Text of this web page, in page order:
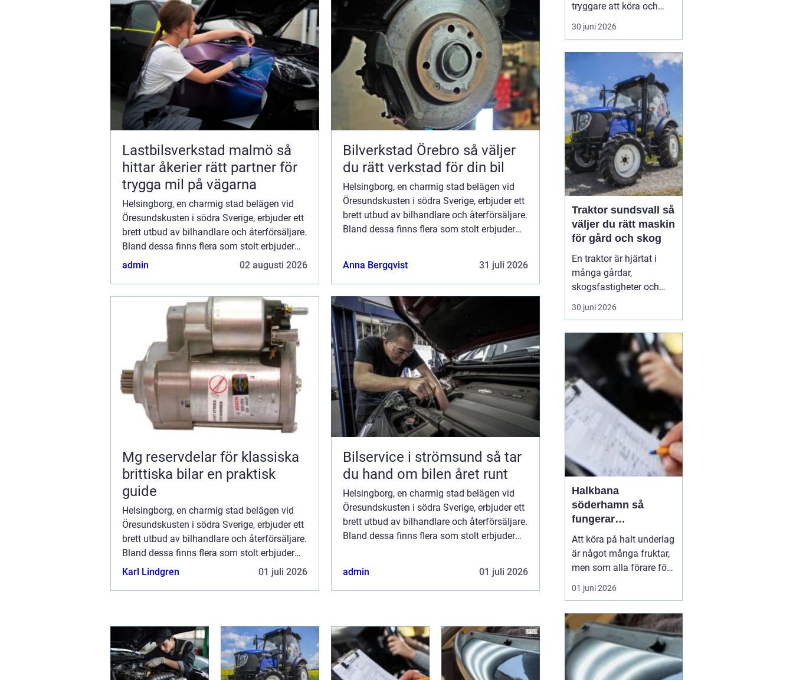
Lastbilsverkstad malmö så
hittar åkerier rätt partner för
trygga mil på vägarna
Helsingborg, en charmig stad belägen vid
Öresundskusten i södra Sverige, erbjuder ett
brett utbud av bilhandlare och återförsäljare.
Bland dessa finns flera som stolt erbjuder
bilar från Opel, en känd biltillverkare. I denna
admin 02 augusti 2026
Bilverkstad Örebro så väljer
du rätt verkstad för din bil
Helsingborg, en charmig stad belägen vid
Öresundskusten i södra Sverige, erbjuder ett
brett utbud av bilhandlare och återförsäljare.
Bland dessa finns flera som stolt erbjuder
Anna Bergqvist 31 juli 2026
Mg reservdelar för klassiska
brittiska bilar en praktisk
guide
Helsingborg, en charmig stad belägen vid
Öresundskusten i södra Sverige, erbjuder ett
brett utbud av bilhandlare och återförsäljare.
Bland dessa finns flera som stolt erbjuder
bilar från Opel, en känd biltillverkare. I denna
Karl Lindgren 01 juli 2026
Bilservice i strömsund så tar
du hand om bilen året runt
Helsingborg, en charmig stad belägen vid
Öresundskusten i södra Sverige, erbjuder ett
brett utbud av bilhandlare och återförsäljare.
Bland dessa finns flera som stolt erbjuder
admin 01 juli 2026
tryggare att köra och
kostar ofta mindre i
längden. För den som
handlar mycket om att
välja en bilverkstad som
verkligen tar ansvar
både för bilen och för
vardagen runt omkring.
...
30 juni 2026
Traktor sundsvall så
väljer du rätt maskin
för gård och skog
En traktor är hjärtat i
många gårdar,
skogsfastigheter och
entreprenadföretag runt
Sundsvall. Rätt maskin
och ryggar, oavsett om
arbetet handlar om
snöröjning på vintern,
foderskötsel i
ladugården eller tunga
lyft på gårdsplan...
30 juni 2026
Halkbana
söderhamn så
fungerar
riskutbildning på
riktigt halt underlag
Att köra på halt underlag
är något många fruktar,
men som alla förare förr
eller senare möter. En
halkbana ger
is, snö och plötsliga
hinder på ett kontrollerat
och säkert sätt. I
Söderhamn finns en
01 juni 2026